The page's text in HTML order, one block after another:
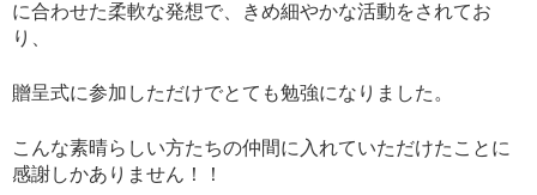
に合わせた柔軟な発想で、きめ細やかな活動をされてお
り、
贈呈式に参加しただけでとても勉強になりました。
こんな素晴らしい方たちの仲間に入れていただけたことに
感謝しかありません！！